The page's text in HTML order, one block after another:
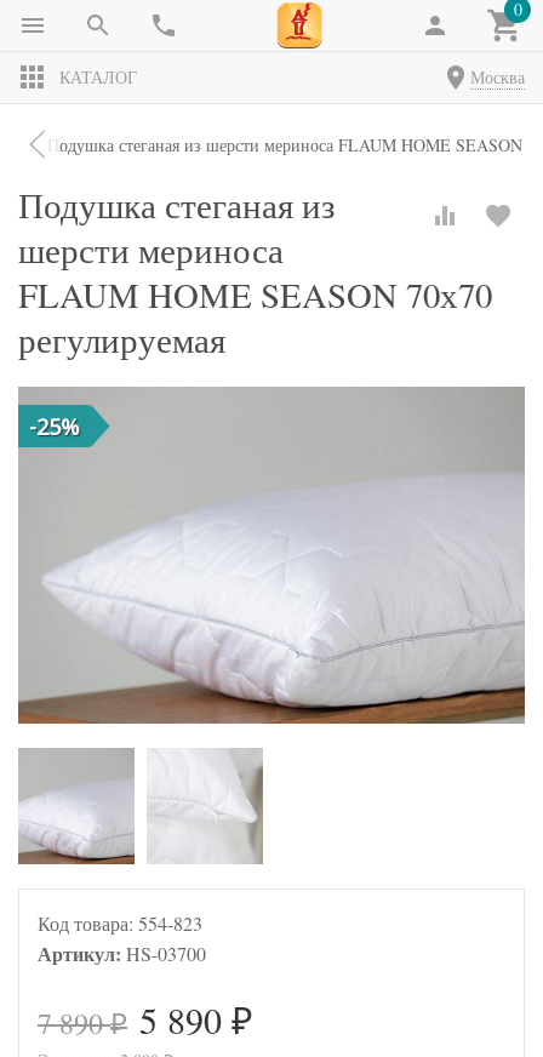
0
КАТАЛОГ Москва
Подушка стеганая из шерсти мериноса FLAUM HOME SEASON
Подушка стеганая из
шерсти мериноса
FLAUM HOME SEASON 70х70
регулируемая
-25%
Код товара: 554-823
Артикул: HS-03700
7 890₽ 5 890 ₽